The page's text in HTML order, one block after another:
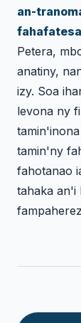
an-
Petera,
anatiny,
izy. Soa
levona ny
tamin'ny
fahotanao
tahaka an'i